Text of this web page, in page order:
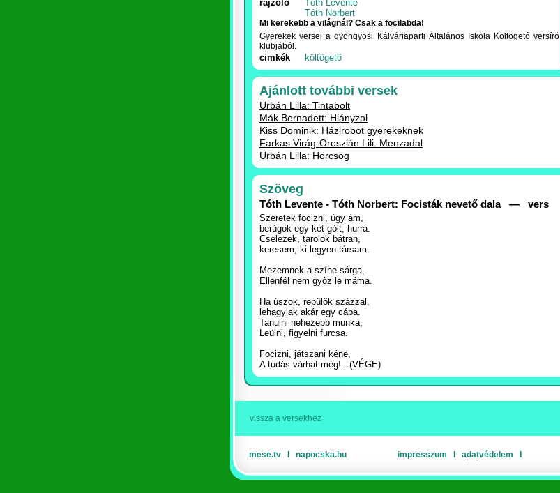
rajzoló
Tóth Levente
Tóth Norbert
Mi kerekebb a világnál? Csak a focilabda!
Gyerekek versei a gyöngyösi Kálváriaparti Általános Iskola Költögető versíró
klubjából.
cimkék költögető
Ajánlott további versek
Urbán Lilla: Tintabolt
Mák Bernadett: Hiányzol
Kiss Dominik: Házirobot gyerekeknek
Farkas Virág-Oroszlán Lili: Menzadal
Urbán Lilla: Hörcsög
Szöveg
Tóth Levente - Tóth Norbert: Focisták nevető dala — vers
Szeretek focizni, úgy ám,
berúgok egy-két gólt, hurrá.
Cselezek, tarolok bátran,
keresem, ki legyen társam.
Mezemnek a színe sárga,
Ellenfél nem győz le máma.
Ha úszok, repülök százzal,
lehagylak akár egy cápa.
Tanulni nehezebb munka,
Leülni, figyelni furcsa.
Focizni, játszani kéne,
A tudás várhat még!...(VÉGE)
vissza a versekhez
mese.tv napocska.hu impresszum adatvédelem